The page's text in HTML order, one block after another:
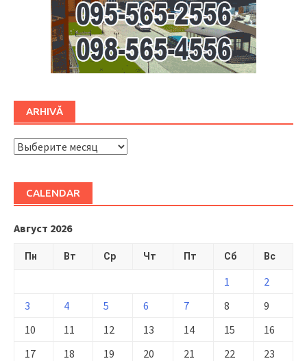
ARHIVĂ
ARHIVĂ
CALENDAR
Август 2026
Пн Вт Ср Чт Пт Сб Вс
1
2
3
4 5 6 7 8
9
10
11 12 13 14 15
16
17
18 19 20 21 22
23